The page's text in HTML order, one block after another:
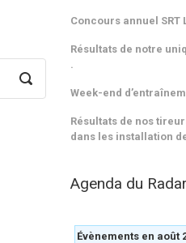
Concours annuel SRT
Résultats de notre
.
Week-end
Résultats de nos
dans les installation de
Agenda du Radar
Évènements en août